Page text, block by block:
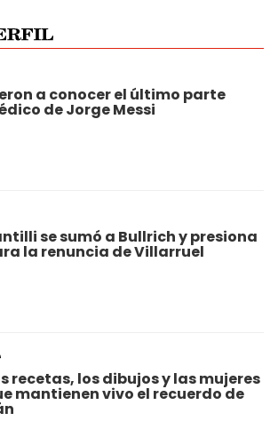
a conocer el último parte
de Jorge Messi
se sumó a Bullrich y presiona
la renuncia de Villarruel
recetas, los dibujos y las mujeres
mantienen vivo el recuerdo de